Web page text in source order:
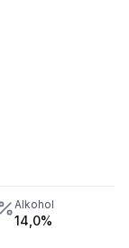
Alkohol
14,0%